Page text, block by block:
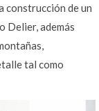
construcción de un
Delier, además
tal como